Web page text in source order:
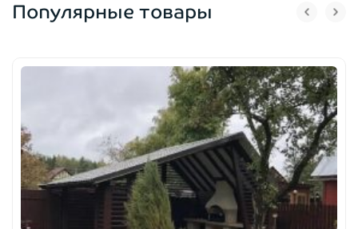
Популярные товары